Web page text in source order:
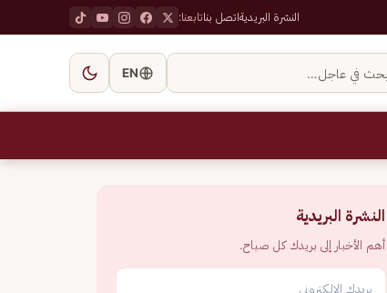
النشرة البريديةاتصل بناتابعنا:
في عاجل… EN
النشرة البريدية
أهم الأخبار إلى بريدك كل صباح.